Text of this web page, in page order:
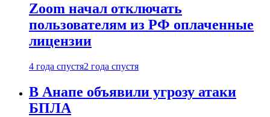
Zoom начал отключать
пользователям из РФ оплаченные
лицензии
4 года спустя2 года спустя
В Анапе объявили угрозу атаки
БПЛА